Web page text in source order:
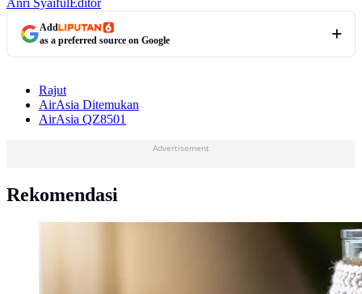
Anri Syaiful Editor
Add
as a preferred source on Google
Rajut
AirAsia Ditemukan
AirAsia QZ8501
Advertisement
Rekomendasi